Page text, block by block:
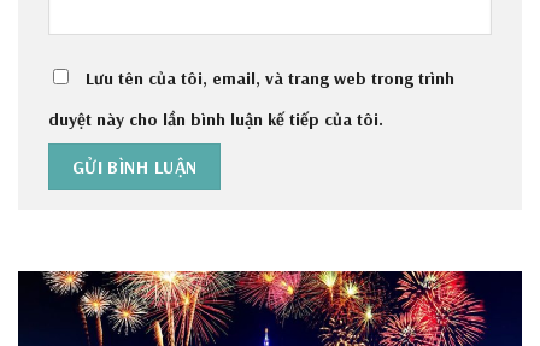
Lưu tên của tôi, email, và trang web trong trình
duyệt này cho lần bình luận kế tiếp của tôi.